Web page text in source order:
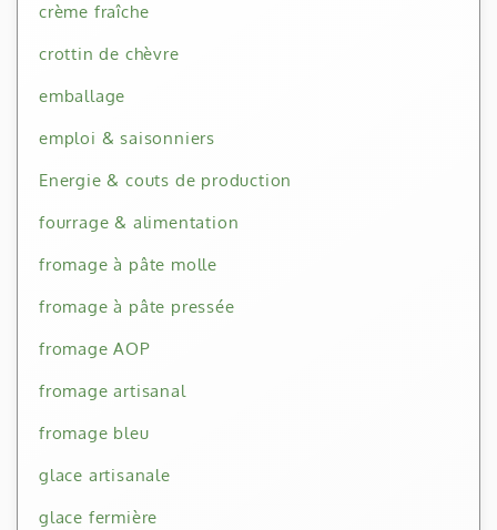
crème fraîche
crottin de chèvre
emballage
emploi & saisonniers
Energie & couts de production
fourrage & alimentation
fromage à pâte molle
fromage à pâte pressée
fromage AOP
fromage artisanal
fromage bleu
glace artisanale
glace fermière